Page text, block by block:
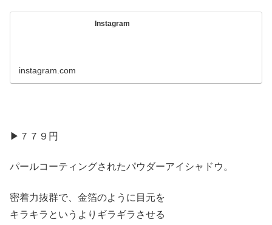
Instagram
instagram.com
▶︎７７９円
パールコーティングされたパウダーアイシャドウ。
密着力抜群で、金箔のように目元を
キラキラというよりギラギラさせる